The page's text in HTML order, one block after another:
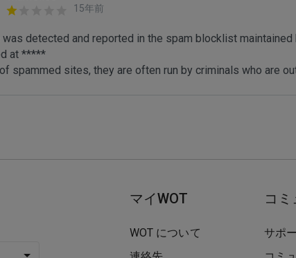
15年前
detected and reported in the spam blocklist maintained
at *****
spammed sites, they are often run by criminals who are
マイWOT
WOT について
コミ
サポ